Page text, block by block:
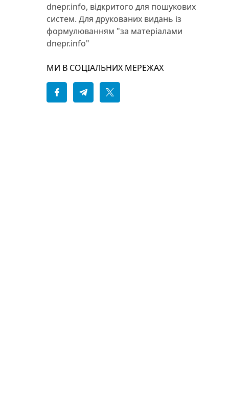
dnepr.info, відкритого для пошукових
систем. Для друкованих видань із
формулюванням "за матеріалами
dnepr.info"
МИ В СОЦІАЛЬНИХ МЕРЕЖАХ